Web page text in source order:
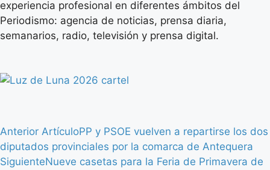
experiencia profesional en diferentes ámbitos del
Periodismo: agencia de noticias, prensa diaria,
semanarios, radio, televisión y prensa digital.
Anterior ArtículoPP y PSOE vuelven a repartirse los dos
diputados provinciales por la comarca de Antequera
SiguienteNueve casetas para la Feria de Primavera de